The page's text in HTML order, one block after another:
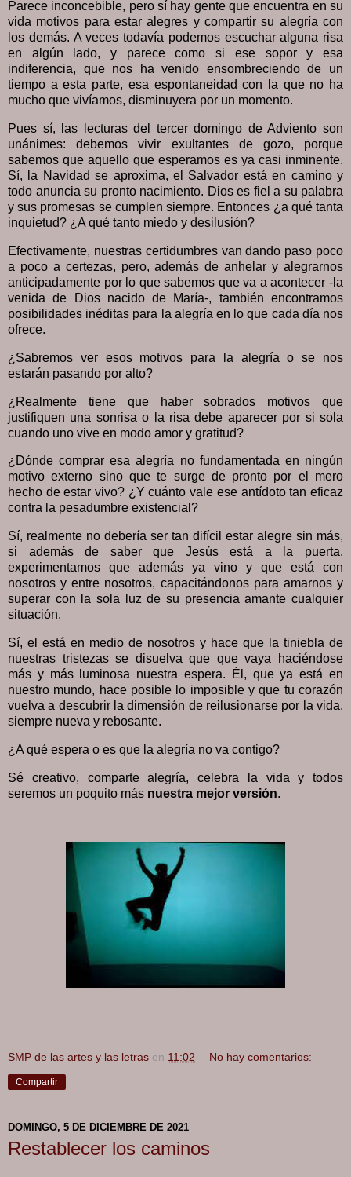
Parece inconcebible, pero sí hay gente que encuentra en su
vida motivos para estar alegres y compartir su alegría con
los demás. A veces todavía podemos escuchar alguna risa
en algún lado, y parece como si ese sopor y esa
indiferencia, que nos ha venido ensombreciendo de un
tiempo a esta parte, esa espontaneidad con la que no ha
mucho que vivíamos, disminuyera por un momento.
Pues sí, las lecturas del tercer domingo de Adviento son
unánimes: debemos vivir exultantes de gozo, porque
sabemos que aquello que esperamos es ya casi inminente.
Sí, la Navidad se aproxima, el Salvador está en camino y
todo anuncia su pronto nacimiento. Dios es fiel a su palabra
y sus promesas se cumplen siempre. Entonces ¿a qué tanta
inquietud? ¿A qué tanto miedo y desilusión?
Efectivamente, nuestras certidumbres van dando paso poco
a poco a certezas, pero, además de anhelar y alegrarnos
anticipadamente por lo que sabemos que va a acontecer -la
venida de Dios nacido de María-, también encontramos
posibilidades inéditas para la alegría en lo que cada día nos
ofrece.
¿Sabremos ver esos motivos para la alegría o se nos
estarán pasando por alto?
¿Realmente tiene que haber sobrados motivos que
justifiquen una sonrisa o la risa debe aparecer por si sola
cuando uno vive en modo amor y gratitud?
¿Dónde comprar esa alegría no fundamentada en ningún
motivo externo sino que te surge de pronto por el mero
hecho de estar vivo? ¿Y cuánto vale ese antídoto tan eficaz
contra la pesadumbre existencial?
Sí, realmente no debería ser tan difícil estar alegre sin más,
si además de saber que Jesús está a la puerta,
experimentamos que además ya vino y que está con
nosotros y entre nosotros, capacitándonos para amarnos y
superar con la sola luz de su presencia amante cualquier
situación.
Sí, el está en medio de nosotros y hace que la tiniebla de
nuestras tristezas se disuelva que que vaya haciéndose
más y más luminosa nuestra espera. Él, que ya está en
nuestro mundo, hace posible lo imposible y que tu corazón
vuelva a descubrir la dimensión de reilusionarse por la vida,
siempre nueva y rebosante.
¿A qué espera o es que la alegría no va contigo?
Sé creativo, comparte alegría, celebra la vida y todos
seremos un poquito más nuestra mejor versión.
SMP de las artes y las letras en 11:02 No hay comentarios:
Compartir
DOMINGO, 5 DE DICIEMBRE DE 2021
Restablecer los caminos